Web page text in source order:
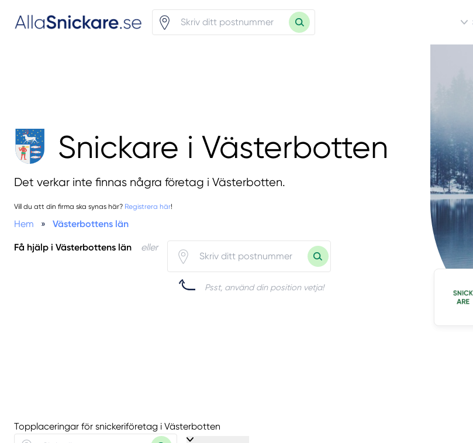
Snickare i Västerbotten
Det verkar inte finnas några företag i Västerbotten.
Vill du att din firma ska synas här? Registrera här!
Hem » Västerbottens län
Få hjälp i Västerbottens län eller
Psst, använd din position vetja!
Topplaceringar för snickeriföretag i Västerbotten